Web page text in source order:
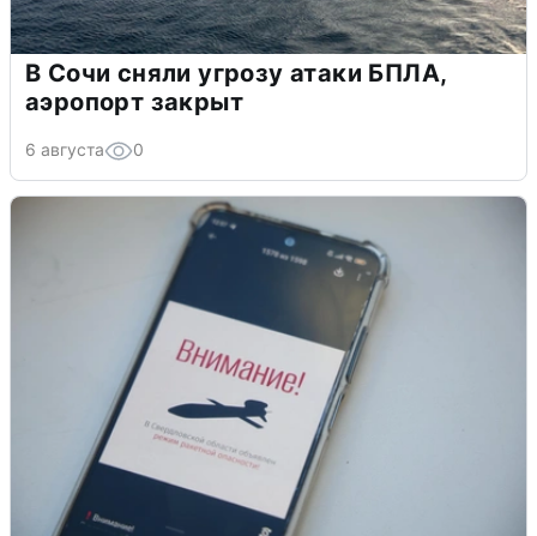
В Сочи сняли угрозу атаки БПЛА,
аэропорт закрыт
6 августа 0